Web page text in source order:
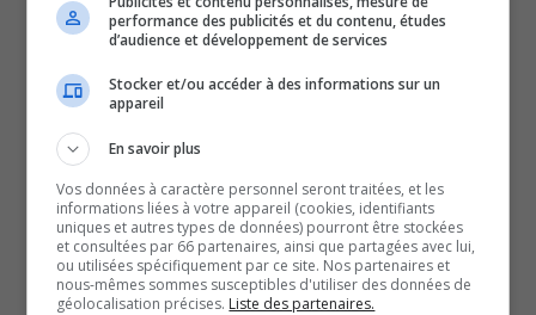
C’est en après-midi exactement que le rapport sera rendu
public. 175 mémoires et près de 1800 formulaires de
citoyens de Rouyn-Noranda.
rendus publics.
Dans ce rapport, la population est catégorique, tous
souhaitent l’amélioration de la qualité de l’air à Rouyn-
Noranda.
RNC MEDIA a appris qu’un des souhaits de la population
performance des publicités et du contenu, études
d’audience et développement de services
Stocker et/ou accéder à des informations sur un
appareil
En savoir plus
Vos données à caractère personnel seront traitées, et les
informations liées à votre appareil (cookies, identifiants
uniques et autres types de données) pourront être stockées
et consultées par 66 partenaires, ainsi que partagées avec lui,
ou utilisées spécifiquement par ce site. Nos partenaires et
nous-mêmes sommes susceptibles d'utiliser des données de
géolocalisation précises. Liste des partenaires.